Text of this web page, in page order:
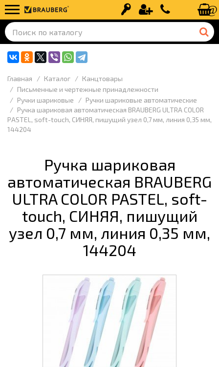
Вход Регистрация+7 (499) 110-
Главная Каталог
Канцтовары
Письменные и чертежные принадлежности
Ручки шариковые
Ручки шариковые автоматические
Ручка шариковая автоматическая BRAUBERG ULTRA COLOR
PASTEL, soft-touch, СИНЯЯ, пишущий узел 0,7 мм, линия 0,35 мм,
144204
Ручка шариковая
автоматическая BRAUBERG
ULTRA COLOR PASTEL, soft-
touch, СИНЯЯ, пишущий
узел 0,7 мм, линия 0,35 мм,
144204